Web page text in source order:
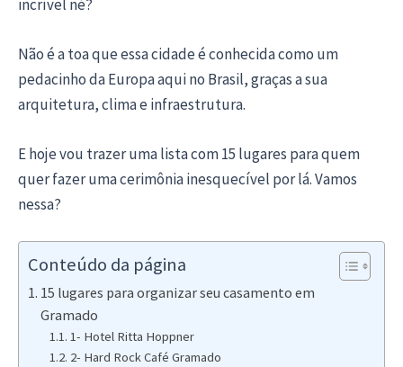
incrível né?
Não é a toa que essa cidade é conhecida como um
pedacinho da Europa aqui no Brasil, graças a sua
arquitetura, clima e infraestrutura.
E hoje vou trazer uma lista com 15 lugares para quem
quer fazer uma cerimônia inesquecível por lá. Vamos
nessa?
Conteúdo da página
15 lugares para organizar seu casamento em
Gramado
1- Hotel Ritta Hoppner
2- Hard Rock Café Gramado